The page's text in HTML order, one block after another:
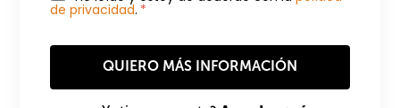
de privacidad. *